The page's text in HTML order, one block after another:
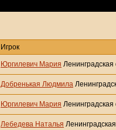
Игрок
Юргилевич Мария Ленинградская
Добренькая Людмила
Юргилевич Мария Ленинградская
Лебедева Наталья